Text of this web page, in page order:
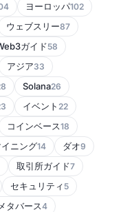
ヨーロッパ102
ウェブスリー87
ガイド58
アジア33
Solana26
イベント 22
コインベース18
イニング14 ダオ9
取引所ガイド7
セキュリティ 5
メタバース4